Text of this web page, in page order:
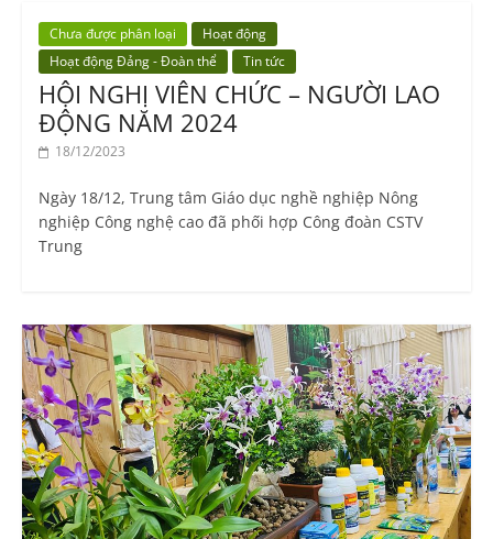
Chưa được phân loại
Hoạt động
Hoạt động Đảng - Đoàn thể
Tin tức
HỘI NGHỊ VIÊN CHỨC – NGƯỜI LAO
ĐỘNG NĂM 2024
18/12/2023
Ngày 18/12, Trung tâm Giáo dục nghề nghiệp Nông
nghiệp Công nghệ cao đã phối hợp Công đoàn CSTV
Trung